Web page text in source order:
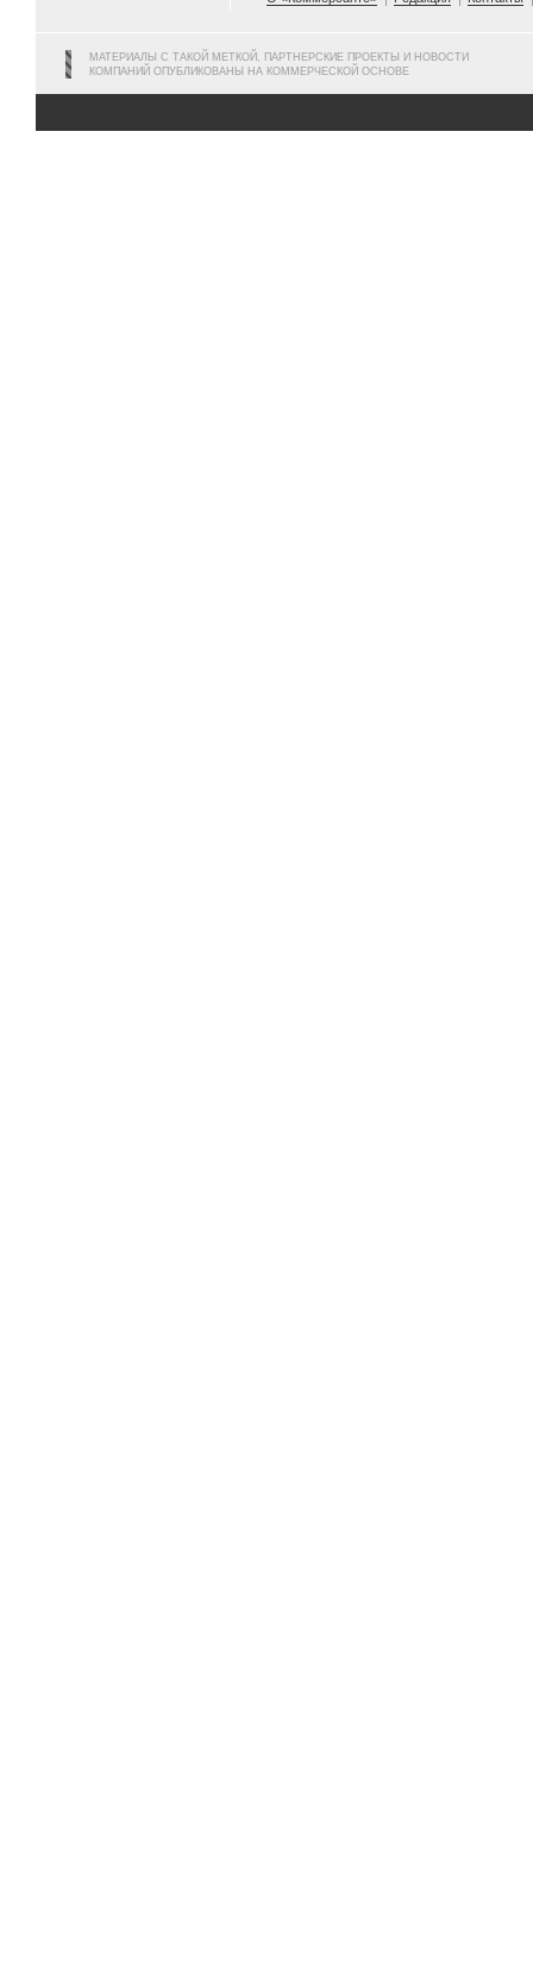
МАТЕРИАЛЫ С ТАКОЙ МЕТКОЙ, ПАРТНЕРСКИЕ ПРОЕКТЫ И НОВОСТИ
КОМПАНИЙ ОПУБЛИКОВАНЫ НА КОММЕРЧЕСКОЙ ОСНОВЕ